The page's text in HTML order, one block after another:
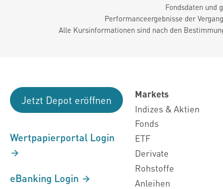
Fondsdaten und
Performanceergebnisse der
Alle Kursinformationen sind nach den
Jetzt Depot eröffnen
Wertpapierportal Login
eBanking Login
Markets
Indizes & Aktien
Fonds
ETF
Derivate
Rohstoffe
Anleihen